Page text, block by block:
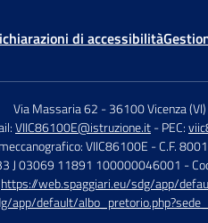
di accessibilità
Via Massaria 62 -36100 Vicenza (VI)
VIIC86100E@istruzione.it- PEC:
VIIC86100E - C.F.
J 03069 11891 100000046001 -
https://web.spaggiari.eu/sdg/app/
app/default/